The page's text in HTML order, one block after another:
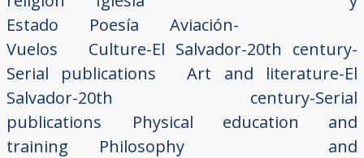
Estado
Poesía
Aviación-
Vuelos
Culture-El Salvador-20th century-
Serial publications
Art and literature-El
Salvador-20th century-Serial
publications
Physical education and
training
Philosophy and